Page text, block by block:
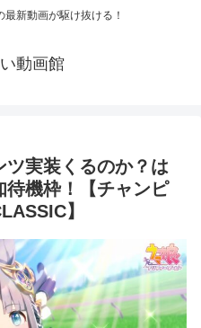
新動画が駆け抜ける！
動画館
ツ実装くるのか？は
機枠！【チャンピ
】